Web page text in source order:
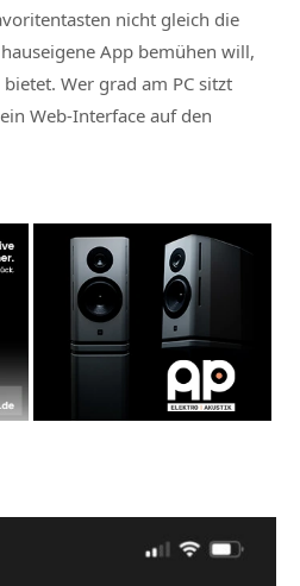
nicht gleich die
App bemühen will,
Wer grad am PC sitzt
Web-Interface auf den